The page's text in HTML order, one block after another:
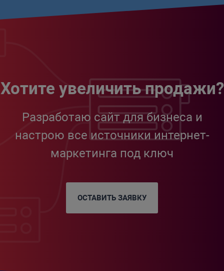
Хотите увеличить продажи?
Разработаю сайт для бизнеса и
настрою все источники интернет-
маркетинга под ключ
ОСТАВИТЬ ЗАЯВКУ